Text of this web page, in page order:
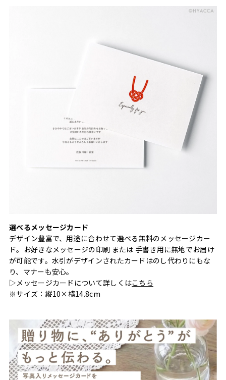
選べるメッセージカード
デザイン豊富で、用途に合わせて選べる無料のメッセージカー
ド。お好きなメッセージの印刷 または 手書き用に無地でお届け
が可能です。水引がデザインされたカードはのし代わりにもな
り、マナーも安心。
▷メッセージカードについて詳しくはこちら
※サイズ：縦10×横14.8cm